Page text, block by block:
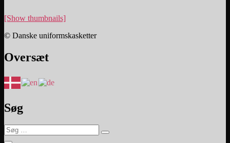
[Show thumbnails]
© Danske uniformskasketter
Oversæt
Søg
Søg
efter:
Søg